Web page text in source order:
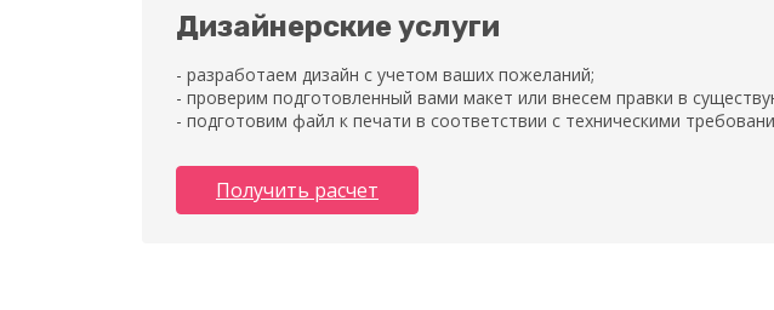
Дизайнерские услуги
- разработаем дизайн с учетом ваших пожеланий;
- проверим подготовленный вами макет или внесем правки в
- подготовим файл к печати в соответствии с техническими
Получить расчет